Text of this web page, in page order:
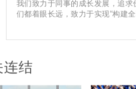
我们致力于同事的成长发展，追
们都着眼长远，致力于实现“构建
结